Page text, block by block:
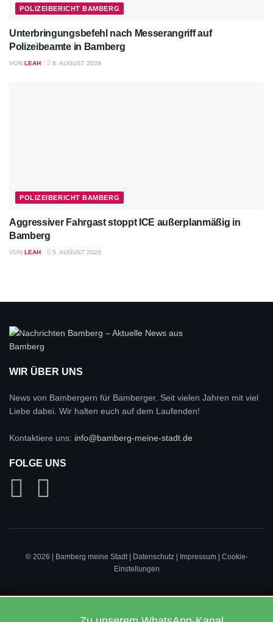
POLIZEIBERICHT BAMBERG
Unterbringungsbefehl nach Messerangriff auf
Polizeibeamte in Bamberg
VON LEAH 6. AUGUST 2026
POLIZEIBERICHT BAMBERG
Aggressiver Fahrgast stoppt ICE außerplanmäßig in
Bamberg
VON LEAH 5. AUGUST 2026
WIR ÜBER UNS
News von Bambergern für Bamberger. Seit vielen Jahren mit viel
Liebe dabei. Wir halten euch auf dem Laufenden!
Kontaktiere uns: info@bamberg-meine-stadt.de
FOLGE UNS
© 2026 | Bamberg meine Stadt | Datenschutz| Impressum| Cookie-
Einstellungen